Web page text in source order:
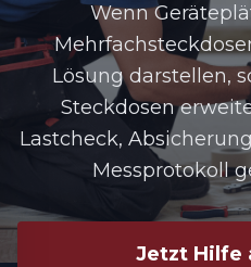
Wenn
Lösung darstellen,
Steckdosen
Lastcheck,
Messprotokoll
Jetzt Hilfe